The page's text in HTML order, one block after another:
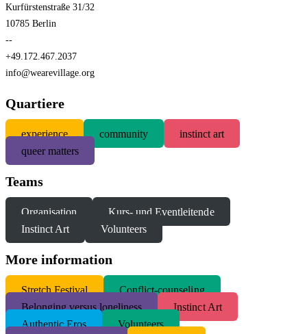
Kurfürstenstraße 31/32
10785 Berlin
--
+49.172.467.2037
info@wearevillage.org
Quartiere
experience community
instinct art
queer matters
Teams
Organisation
Kurs- und Eventleitende
Instinct Art
Volunteers
More information
Stretch Festival
Conflict-counseling
Belonging versus loneliness
Instinct Art
Authentic Eros
Volunteers